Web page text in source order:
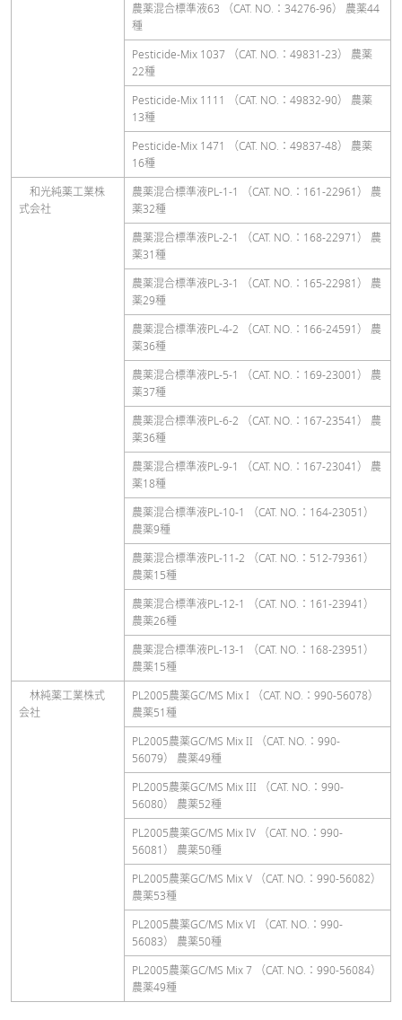
農薬混合標準液63 （CAT. NO.：34276-96） 農薬44
種
Pesticide-Mix 1037 （CAT. NO.：49831-23） 農薬
22種
Pesticide-Mix 1111 （CAT. NO.：49832-90） 農薬
13種
Pesticide-Mix 1471 （CAT. NO.：49837-48） 農薬
16種
和光純薬工業株
式会社
農薬混合標準液PL-1-1 （CAT. NO.：161-22961） 農
薬32種
農薬混合標準液PL-2-1 （CAT. NO.：168-22971） 農
薬31種
農薬混合標準液PL-3-1 （CAT. NO.：165-22981） 農
薬29種
農薬混合標準液PL-4-2 （CAT. NO.：166-24591） 農
薬36種
農薬混合標準液PL-5-1 （CAT. NO.：169-23001） 農
薬37種
農薬混合標準液PL-6-2 （CAT. NO.：167-23541） 農
薬36種
農薬混合標準液PL-9-1 （CAT. NO.：167-23041） 農
薬18種
農薬混合標準液PL-10-1 （CAT. NO.：164-23051）
農薬9種
農薬混合標準液PL-11-2 （CAT. NO.：512-79361）
農薬15種
農薬混合標準液PL-12-1 （CAT. NO.：161-23941）
農薬26種
農薬混合標準液PL-13-1 （CAT. NO.：168-23951）
農薬15種
林純薬工業株式
会社
PL2005農薬GC/MS Mix I （CAT. NO.：990-56078）
農薬51種
PL2005農薬GC/MS Mix II （CAT. NO.：990-
56079） 農薬49種
PL2005農薬GC/MS Mix III （CAT. NO.：990-
56080） 農薬52種
PL2005農薬GC/MS Mix IV （CAT. NO.：990-
56081） 農薬50種
PL2005農薬GC/MS Mix V （CAT. NO.：990-56082）
農薬53種
PL2005農薬GC/MS Mix VI （CAT. NO.：990-
56083） 農薬50種
PL2005農薬GC/MS Mix 7 （CAT. NO.：990-56084）
農薬49種